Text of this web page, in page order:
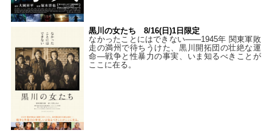
黒川の女たち 8/16(日)1日限定
なかったことにはできない——1945年 関東軍敗
走の満州で待ちうけた、黒川開拓団の壮絶な運
命―戦争と性暴力の事実、いま知るべきことが
ここに在る。